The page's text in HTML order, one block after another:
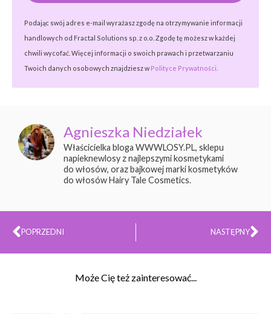
Podając swój adres e-mail wyrażasz zgodę na otrzymywanie informacji
handlowych od Fractal Solutions sp. z o.o. Zgodę tę możesz w każdej
chwili wycofać. Więcej informacji o swoich prawach i przetwarzaniu
Twoich danych osobowych znajdziesz w Polityce Prywatności.
Agnieszka Niedziałek
Właścicielka bloga WWWLOSY.PL, sklepu
napieknewlosy z najlepszymi kosmetykami
do włosów, oraz bajkowej marki kosmetyków
do włosów Hairy Tale Cosmetics.
Prev
POPRZEDNI NASTĘPNY
Może Cię też zainteresować...